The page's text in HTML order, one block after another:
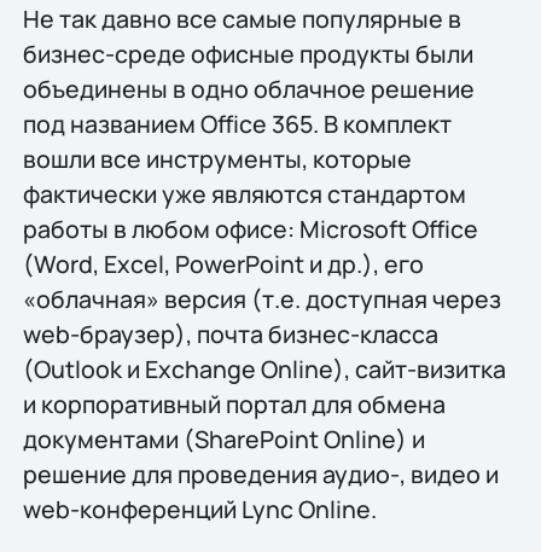
Не так давно все самые популярные в
бизнес-среде офисные продукты были
объединены в одно облачное решение
под названием Office 365. В комплект
вошли все инструменты, которые
фактически уже являются стандартом
работы в любом офисе: Microsoft Office
(Word, Excel, PowerPoint и др.), его
«облачная» версия (т.е. доступная через
web-браузер), почта бизнес-класса
(Outlook и Exchange Online), сайт-визитка
и корпоративный портал для обмена
документами (SharePoint Online) и
решение для проведения аудио-, видео и
web-конференций Lync Online.